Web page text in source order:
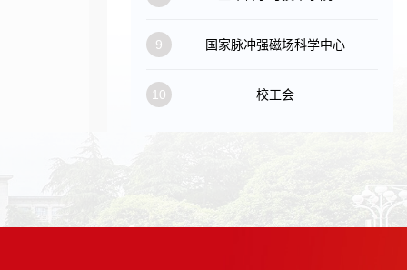
9 国家脉冲强磁场科学中心
10 校工会